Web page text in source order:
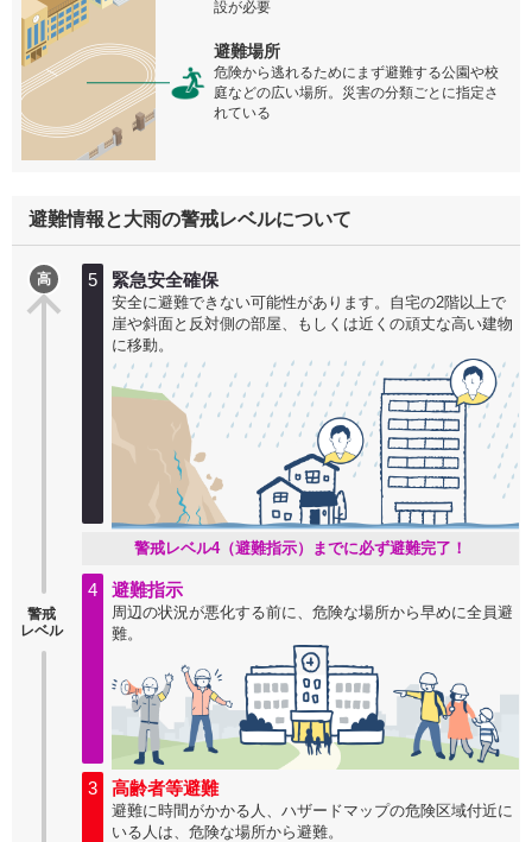
設が必要
避難場所
危険から逃れるためにまず避難する公園や校
庭などの広い場所。災害の分類ごとに指定さ
れている
避難情報と大雨の警戒レベルについて
警戒
レベル
高 5 緊急安全確保
安全に避難できない可能性があります。自宅の2階以上で
崖や斜面と反対側の部屋、もしくは近くの頑丈な高い建物
に移動。
警戒レベル4（避難指示）までに必ず避難完了！
4 避難指示
周辺の状況が悪化する前に、危険な場所から早めに全員避
難。
3 高齢者等避難
避難に時間がかかる人、ハザードマップの危険区域付近に
いる人は、危険な場所から避難。